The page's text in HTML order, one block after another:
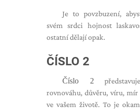
Je to povzbuzení,
svém srdci hojnost
ostatní dělají opak.
ČÍSLO 2
Číslo 2
rovnováhu, důvěru, víru,
ve vašem životě. To je